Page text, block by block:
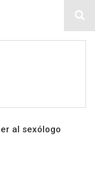
al sexólogo